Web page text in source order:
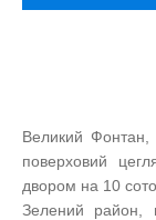
Великий Фонтан,
поверховий
двором на 10
Зелений район,